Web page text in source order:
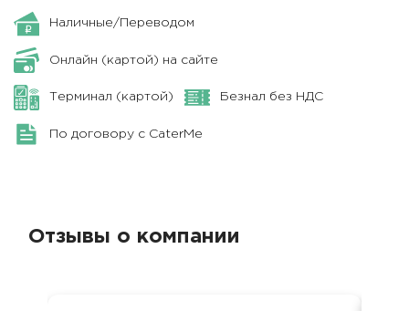
Наличные/Переводом
Онлайн (картой) на сайте
Терминал (картой) Безнал без НДС
По договору с CaterMe
Отзывы о компании